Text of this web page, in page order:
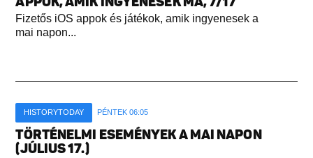
Fizetős iOS appok és játékok, amik ingyenesek a
mai napon...
HISTORYTODAY PÉNTEK 06:05
TÖRTÉNELMI ESEMÉNYEK A MAI NAPON
(JÚLIUS 17.)